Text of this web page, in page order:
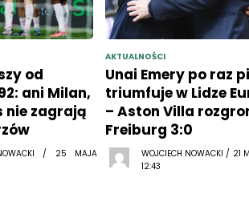
od
ani Milan,
nie zagrają
/ 25 MAJA
AKTUALNOŚCI
Unai Emery po raz
triumfuje w Lidze
– Aston Villa
Freiburg 3:0
WOJCIECH NOWACKI / 21
12:43